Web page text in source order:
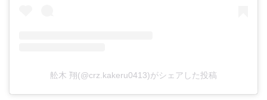
舩木 翔(@crz.kakeru0413)がシェアした投稿